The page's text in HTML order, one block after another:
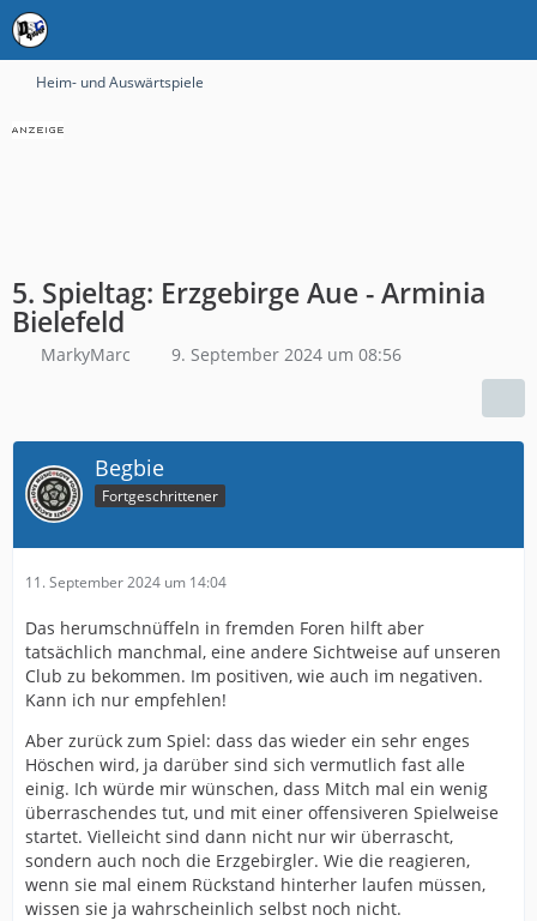
Heim- und Auswärtspiele
5. Spieltag: Erzgebirge Aue - Arminia
Bielefeld
MarkyMarc 9. September 2024 um 08:56
Begbie
Fortgeschrittener
11. September 2024 um 14:04
Das herumschnüffeln in fremden Foren hilft aber
tatsächlich manchmal, eine andere Sichtweise auf unseren
Club zu bekommen. Im positiven, wie auch im negativen.
Kann ich nur empfehlen!
Aber zurück zum Spiel: dass das wieder ein sehr enges
Höschen wird, ja darüber sind sich vermutlich fast alle
einig. Ich würde mir wünschen, dass Mitch mal ein wenig
überraschendes tut, und mit einer offensiveren Spielweise
startet. Vielleicht sind dann nicht nur wir überrascht,
sondern auch noch die Erzgebirgler. Wie die reagieren,
wenn sie mal einem Rückstand hinterher laufen müssen,
wissen sie ja wahrscheinlich selbst noch nicht.